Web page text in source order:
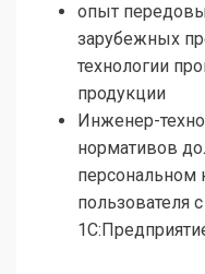
опыт
зарубежных
технологии
продукции
Инженер-
нормативов
персональном
пользователя